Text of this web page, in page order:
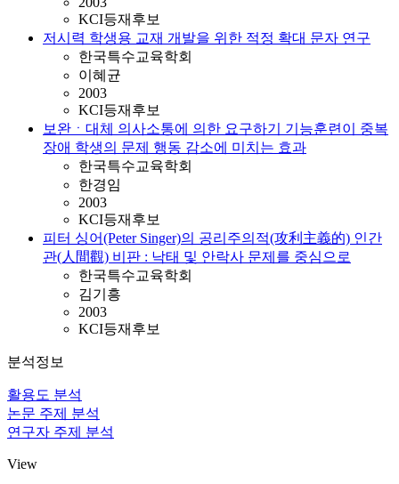
KCI등재후보
저시력 학생용 교재 개발을 위한 적정 확대 문자 연구
한국특수교육학회
이혜균
2003
KCI등재후보
보완ㆍ대체 의사소통에 의한 요구하기 기능훈련이 중복
장애 학생의 문제 행동 감소에 미치는 효과
한국특수교육학회
한경임
2003
KCI등재후보
피터 싱어(Peter Singer)의 공리주의적(攻利主義的) 인간
관(人間觀) 비판 : 낙태 및 안락사 문제를 중심으로
한국특수교육학회
김기흥
2003
KCI등재후보
분석정보
활용도 분석
논문 주제 분석
연구자 주제 분석
View